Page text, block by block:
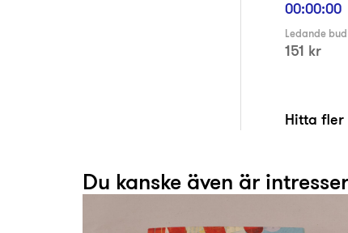
00:00:00
Ledande bud
151 kr
Hitta fler
Du kanske även är